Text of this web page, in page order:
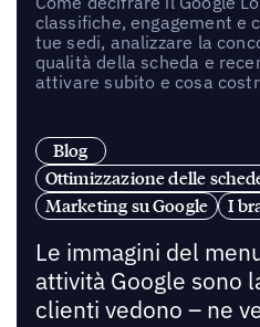
classifiche, engagement e
tue sedi, analizzare la
qualità della scheda e
attivare subito e cosa
Blog
Ottimizzazione delle
Marketing su Google
I
Le immagini del
attività Google sono
clienti vedono – ne